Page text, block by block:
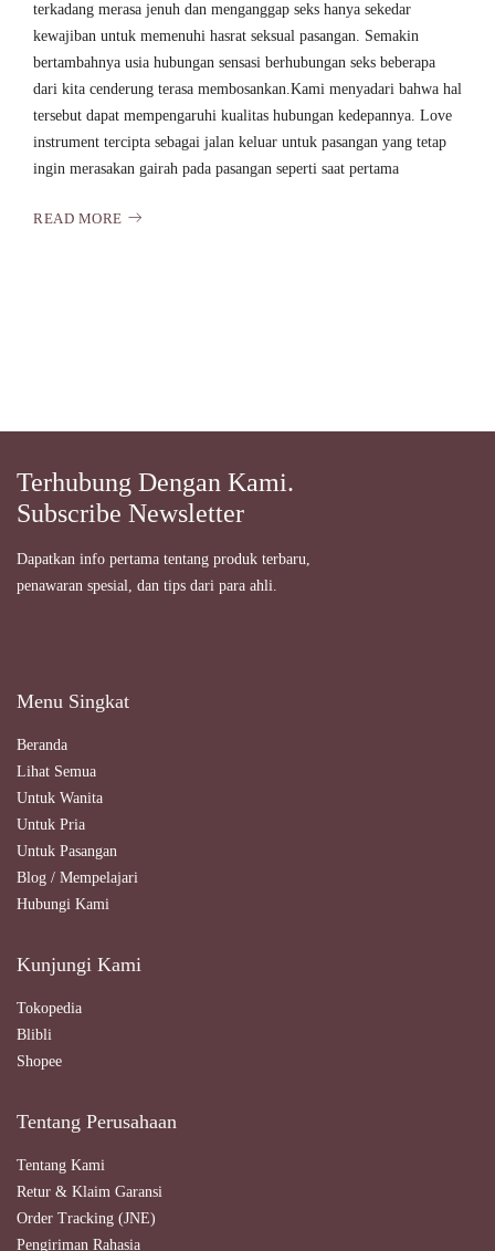
terkadang merasa jenuh dan menganggap seks hanya sekedar
kewajiban untuk memenuhi hasrat seksual pasangan. Semakin
bertambahnya usia hubungan sensasi berhubungan seks beberapa
dari kita cenderung terasa membosankan.Kami menyadari bahwa hal
tersebut dapat mempengaruhi kualitas hubungan kedepannya. Love
instrument tercipta sebagai jalan keluar untuk pasangan yang tetap
ingin merasakan gairah pada pasangan seperti saat pertama
READ MORE
Terhubung Dengan Kami.
Subscribe Newsletter
Dapatkan info pertama tentang produk terbaru,
penawaran spesial, dan tips dari para ahli.
Menu Singkat
Beranda
Lihat Semua
Untuk Wanita
Untuk Pria
Untuk Pasangan
Blog / Mempelajari
Hubungi Kami
Kunjungi Kami
Tokopedia
Blibli
Shopee
Tentang Perusahaan
Tentang Kami
Retur & Klaim Garansi
Order Tracking (JNE)
Pengiriman Rahasia